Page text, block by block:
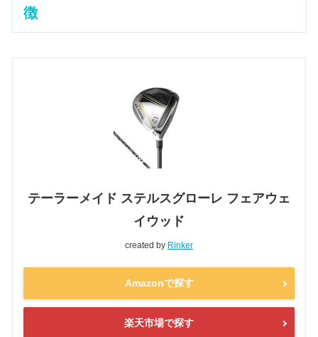
徴
テーラーメイド ステルスグローレ フェアウェ
イウッド
created by Rinker
Amazonで探す
楽天市場で探す